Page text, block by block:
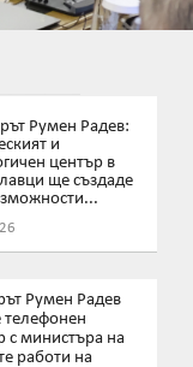
Румен Радев:
и
център в
ще създаде
Румен Радев
телефонен
с министъра на
работи на